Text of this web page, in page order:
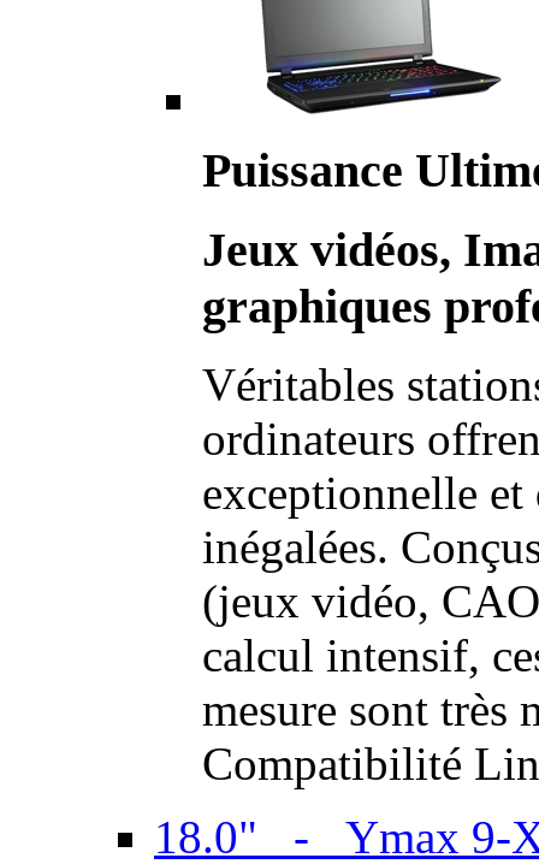
Puissance
Jeux vidéos,
graphiques
Véritables
ordinateurs
exceptionnelle et
inégalées.
(jeux vidéo,
calcul intensif,
mesure sont très
Compatibilité
18.0" - Ymax 9-